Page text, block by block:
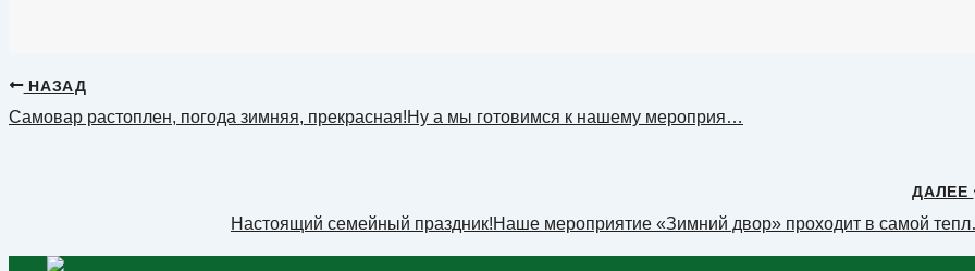
НАЗАД
Самовар растоплен, погода зимняя, прекрасная!Ну а мы готовимся к нашему мероприя…
ДАЛЕЕ
Настоящий семейный праздник!Наше мероприятие «Зимний двор» проходит в самой